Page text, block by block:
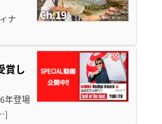
ナ
賞し
年登場